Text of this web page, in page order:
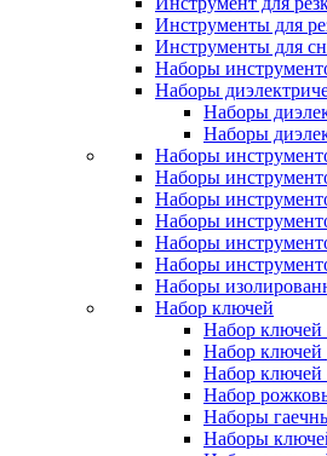
Инструменты для
Инструменты для
Наборы
Наборы
Наборы
Наборы
Наборы
Наборы
Наборы
Наборы
Наборы
Наборы
Наборы
Набор ключей
Набор ключей
Набор
Набор ключей
Набор
Наборы
Наборы